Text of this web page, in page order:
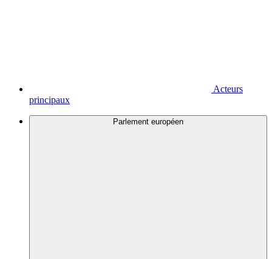
Acteurs
principaux
Parlement européen